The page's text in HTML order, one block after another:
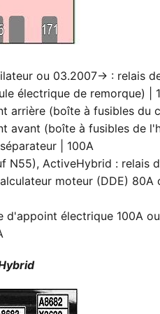
ou 03.2007→ : relais
électrique de remorque) |
arrière (boîte à fusibles du
avant (boîte à fusibles de
| 100A
N55), ActiveHybrid : relais
moteur (DDE)
d'appoint électrique 100A